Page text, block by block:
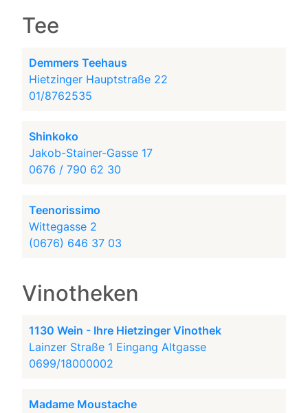
Tee
Demmers Teehaus
Hietzinger Hauptstraße 22
01/8762535
Shinkoko
Jakob-Stainer-Gasse 17
0676 / 790 62 30
Teenorissimo
Wittegasse 2
(0676) 646 37 03
Vinotheken
1130 Wein - Ihre Hietzinger Vinothek
Lainzer Straße 1 Eingang Altgasse
0699/18000002
Madame Moustache